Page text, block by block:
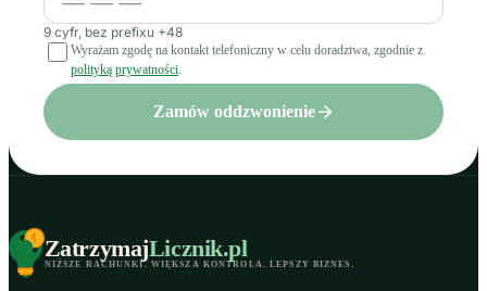
9 cyfr, bez prefixu +48
Wyrażam zgodę na kontakt telefoniczny w celu doradztwa, zgodnie z
polityką prywatności.
Zamów oddzwonienie
ZatrzymajLicznik.pl
NIŻSZE RACHUNKI. WIĘKSZA KONTROLA. LEPSZY BIZNES .